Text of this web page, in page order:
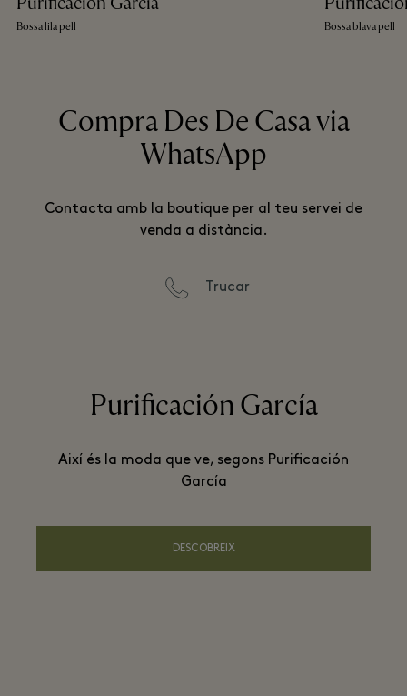
Bossa lila pell Bossa blava pell
Compra Des De Casa via
WhatsApp
Contacta amb la boutique per al teu servei de
venda a distància.
Trucar
Purificación García
Així és la moda que ve, segons Purificación
García
DESCOBREIX